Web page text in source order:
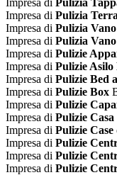
Impresa di Pulizia
Impresa di Pulizia
Impresa di Pulizia
Impresa di Pulizia Vano
Impresa di Pulizie
Impresa di Pulizie Asilo
Impresa di Pulizie Bed
Impresa di Pulizie Box
Impresa di Pulizie
Impresa di Pulizie Casa
Impresa di Pulizie
Impresa di Pulizie
Impresa di Pulizie
Impresa di Pulizie